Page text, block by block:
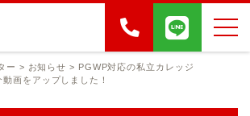
ー > お知らせ > PGWP対応の私立カレッジ
画をアップしました！